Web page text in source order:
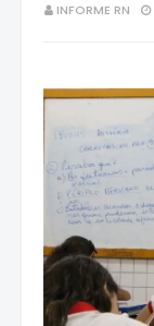
INFORME RN